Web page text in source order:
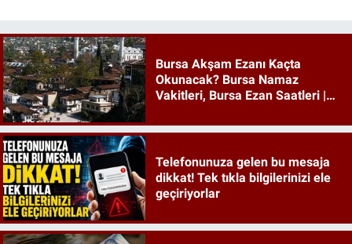
Bursa Akşam Ezanı Kaçta
Okunacak? Bursa Namaz
Vakitleri, Bursa Ezan Saatleri |
Telefonunuza gelen bu mesaja
dikkat! Tek tıkla bilgilerinizi ele
geçiriyorlar